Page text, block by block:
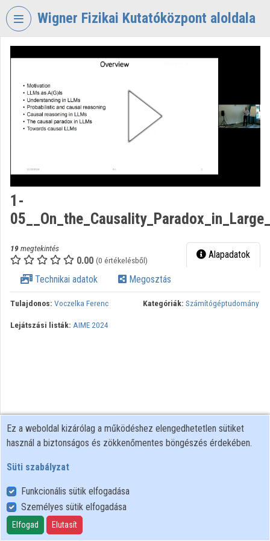
Fejléc kihagyása
Wigner Fizikai Kutatóközpont aloldala
WIGNER
FIZIKAI
KUTATÓKÖZPONT
Kategóriák
Intézményi listák
Közreműködők
1-
19megtekintés
0.00 (0 értékelésből) Alapadatok
Technikai adatok Megosztás
Tulajdonos: Voczelka Ferenc Kategóriák: Számítógéptudomány
Lejátszási listák: AIME 2024
Felhasználói szabályzat
Adatkezelési tájékoztató
Süti szabályzat
Ez a weboldal kizárólag a működéshez elengedhetetlen sütiket
használ a biztonságos és zökkenőmentes böngészés érdekében.
Süti szabályzat
Funkcionális sütik elfogadása
Személyes sütik elfogadása
Elfogad Elutasít